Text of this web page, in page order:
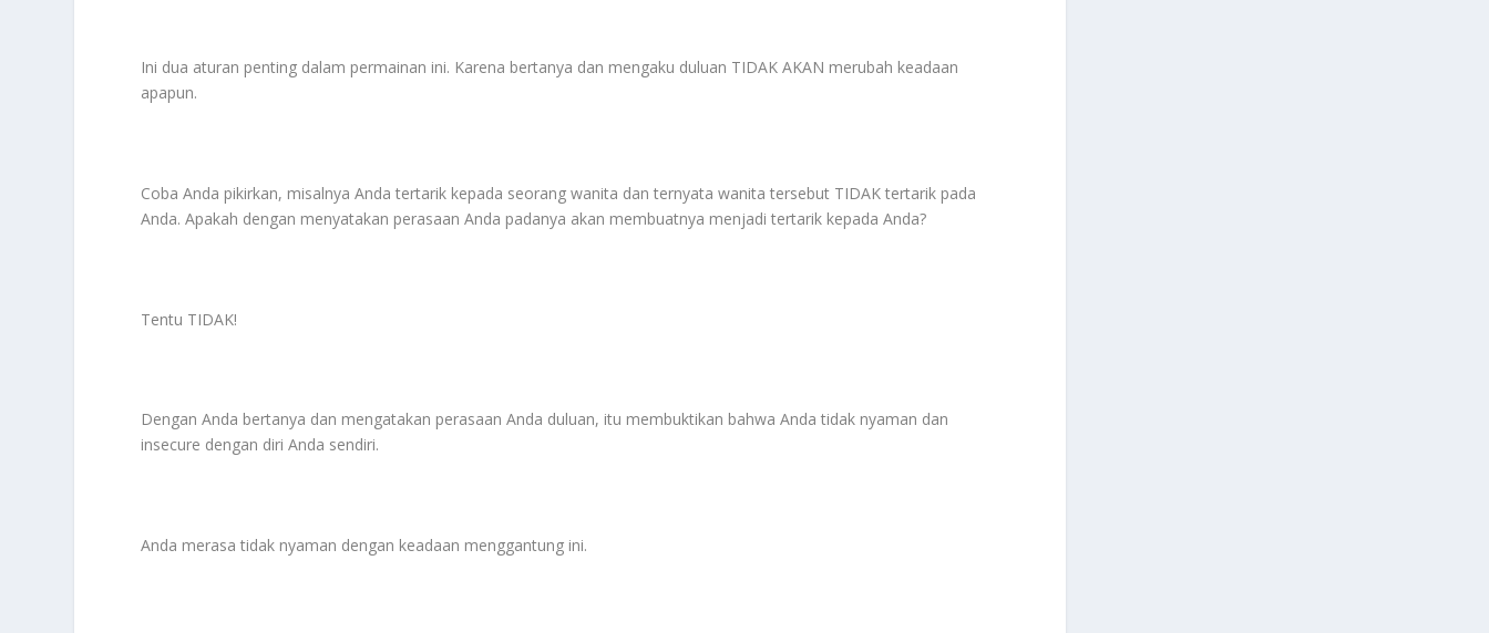
Ini dua aturan penting dalam permainan ini. Karena bertanya dan mengaku duluan TIDAK AKAN merubah keadaan
apapun.
Coba Anda pikirkan, misalnya Anda tertarik kepada seorang wanita dan ternyata wanita tersebut TIDAK tertarik pada
Anda. Apakah dengan menyatakan perasaan Anda padanya akan membuatnya menjadi tertarik kepada Anda?
Tentu TIDAK!
Dengan Anda bertanya dan mengatakan perasaan Anda duluan, itu membuktikan bahwa Anda tidak nyaman dan
insecure dengan diri Anda sendiri.
Anda merasa tidak nyaman dengan keadaan menggantung ini.